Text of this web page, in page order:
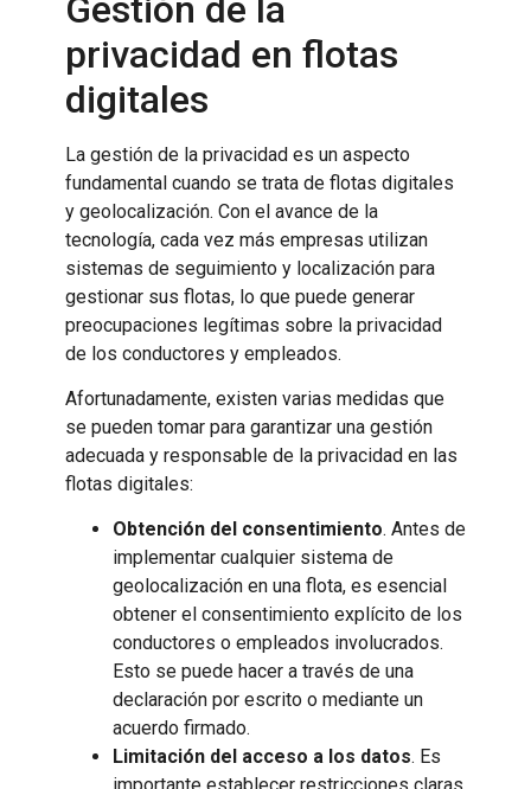
Gestión de la
privacidad en flotas
digitales
La gestión de la privacidad es un aspecto
fundamental cuando se trata de flotas digitales
y geolocalización. Con el avance de la
tecnología, cada vez más empresas utilizan
sistemas de seguimiento y localización para
gestionar sus flotas, lo que puede generar
preocupaciones legítimas sobre la privacidad
de los conductores y empleados.
Afortunadamente, existen varias medidas que
se pueden tomar para garantizar una gestión
adecuada y responsable de la privacidad en las
flotas digitales:
Obtención del consentimiento. Antes de
implementar cualquier sistema de
geolocalización en una flota, es esencial
obtener el consentimiento explícito de los
conductores o empleados involucrados.
Esto se puede hacer a través de una
declaración por escrito o mediante un
acuerdo firmado.
Limitación del acceso a los datos. Es